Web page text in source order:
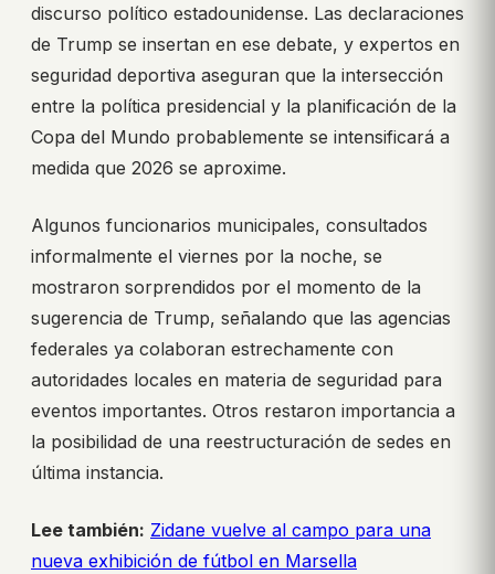
discurso político estadounidense. Las declaraciones
de Trump se insertan en ese debate, y expertos en
seguridad deportiva aseguran que la intersección
entre la política presidencial y la planificación de la
Copa del Mundo probablemente se intensificará a
medida que 2026 se aproxime.
Algunos funcionarios municipales, consultados
informalmente el viernes por la noche, se
mostraron sorprendidos por el momento de la
sugerencia de Trump, señalando que las agencias
federales ya colaboran estrechamente con
autoridades locales en materia de seguridad para
eventos importantes. Otros restaron importancia a
la posibilidad de una reestructuración de sedes en
última instancia.
Lee también: Zidane vuelve al campo para una
nueva exhibición de fútbol en Marsella